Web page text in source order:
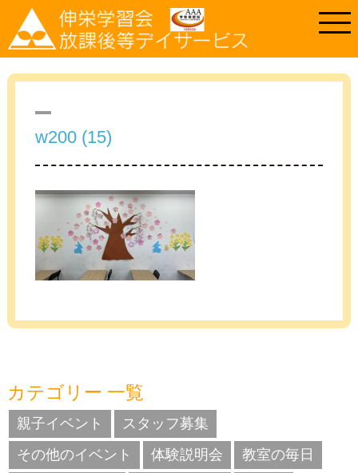
w200 (15)
カテゴリー 一覧
親子イベント
スタッフ募集
その他のイベント
体験説明会
教室の毎日